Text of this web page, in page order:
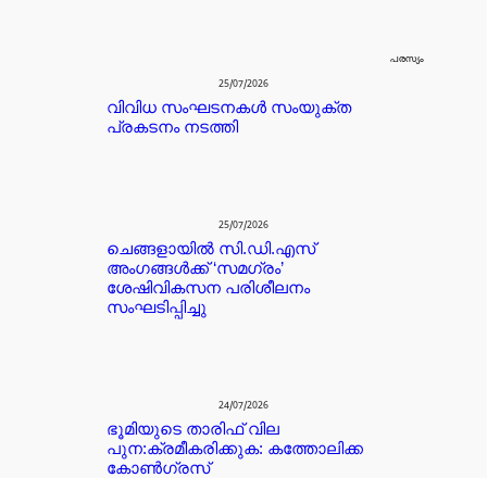
പരസ്യം
25/07/2026
വിവിധ സംഘടനകൾ സംയുക്ത
പ്രകടനം നടത്തി
25/07/2026
ചെങ്ങളായിൽ സി.ഡി.എസ്
അംഗങ്ങൾക്ക് ‘സമഗ്രം’
ശേഷിവികസന പരിശീലനം
സംഘടിപ്പിച്ചു
24/07/2026
ഭൂമിയുടെ താരിഫ് വില
പുന:ക്രമീകരിക്കുക: കത്തോലിക്ക
കോൺഗ്രസ്